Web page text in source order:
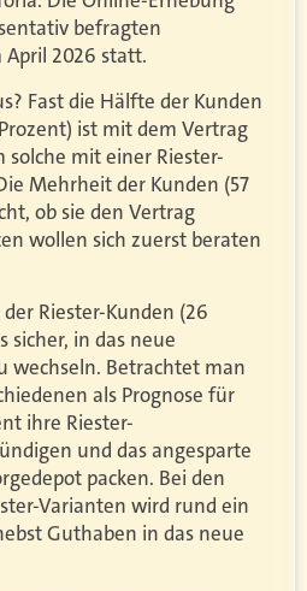
befragten
2026 statt.
Fast die Hälfte der Kunden
ist mit dem Vertrag
mit einer Riester-
Mehrheit der Kunden (57
ob sie den Vertrag
wollen sich zuerst beraten
Riester-Kunden (26
sicher, in das neue
wechseln. Betrachtet man
als Prognose für
ihre Riester-
und das angesparte
packen. Bei den
Varianten wird rund ein
Guthaben in das neue